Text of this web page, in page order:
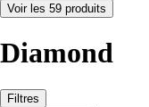
Voir les 59 produits
Diamond
Filtres